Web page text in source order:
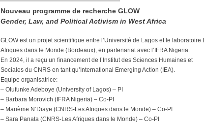
Nouveau programme de recherche GLOW
Gender, Law, and Political Activism in West Africa
GLOW est un projet scientifique entre l’Université de Lagos et le laboratoire
Afriques dans le Monde (Bordeaux), en partenariat avec l’IFRA Nigeria.
En 2024, il a reçu un financement de l’Institut des Sciences Humaines et
Sociales du CNRS en tant qu’International Emerging Action (IEA).
Equipe organisatrice:
– Olufunke Adeboye (University of Lagos) – PI
– Barbara Morovich (IFRA Nigeria) – Co-PI
– Marième N’Diaye (CNRS-Les Afriques dans le Monde) – Co-PI
– Sara Panata (CNRS-Les Afriques dans le Monde) – Co-PI